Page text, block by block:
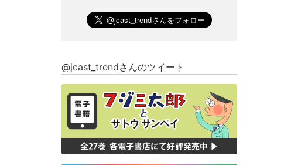
@jcast_trendさんのツイート